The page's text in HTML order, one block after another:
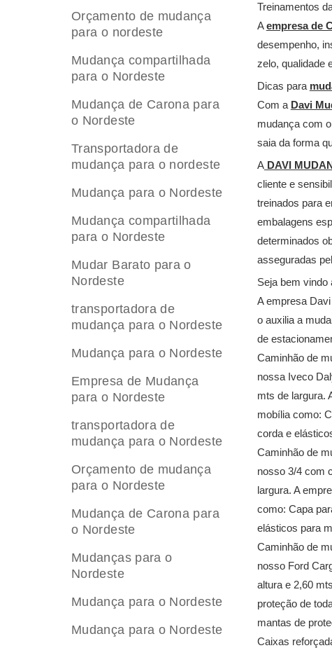
Orçamento de mudança
para o nordeste
Mudança compartilhada
para o Nordeste
Mudança de Carona para
o Nordeste
Transportadora de
mudança para o nordeste
Mudança para o Nordeste
Mudança compartilhada
para o Nordeste
Mudar Barato para o
Nordeste
transportadora de
mudança para o Nordeste
Mudança para o Nordeste
Empresa de Mudança
para o Nordeste
transportadora de
mudança para o Nordeste
Orçamento de mudança
para o Nordeste
Mudança de Carona para
o Nordeste
Mudanças para o
Nordeste
Mudança para o Nordeste
Mudança para o Nordeste
Treinamentos
Aempresa de
desempenho,
zelo, qualidade
Dicas para
Com a Davi
mudança com
saia da forma
ADAVI
cliente e
treinados para
embalagens
determinados
asseguradas
Seja bem
A empresa
o auxilia a
de
Caminhão de
nossa Iveco
mts de largura.
mobília como:
corda e
Caminhão de
nosso 3/4 com
largura. A
como: Capa
elásticos para
Caminhão de
nosso Ford
altura e 2,60
proteção de
mantas de
Caixas